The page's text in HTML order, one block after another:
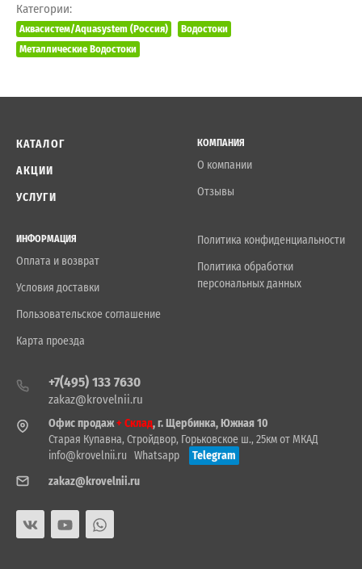
Категории:
Аквасистем/Aquasystem (Россия)
Водостоки
Металлические Водостоки
КАТАЛОГ
АКЦИИ
УСЛУГИ
КОМПАНИЯ
О компании
Отзывы
ИНФОРМАЦИЯ
Оплата и возврат
Условия доставки
Пользовательское соглашение
Карта проезда
Политика конфиденциальности
Политика обработки
персональных данных
+7(495) 133 7630
zakaz@krovelnii.ru
Офис продаж+ Склад, г. Щербинка, Южная 10
Старая Купавна, Стройдвор, Горьковское ш., 25км от МКАД
info@krovelnii.ru Whatsapp
Telegram
zakaz@krovelnii.ru